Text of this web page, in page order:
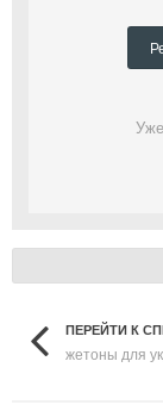
ПЕРЕЙТИ К
жетоны для